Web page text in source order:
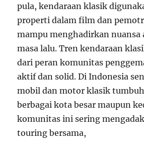
pula, kendaraan klasik
properti dalam film dan
mampu menghadirkan
masa lalu. Tren kendaraan
dari peran komunitas
aktif dan solid. Di Indonesia
mobil dan motor klasik
berbagai kota besar maupun
komunitas ini sering
touring bersama,